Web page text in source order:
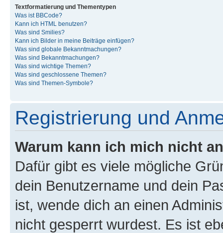
Textformatierung und Thementypen
Was ist BBCode?
Kann ich HTML benutzen?
Was sind Smilies?
Kann ich Bilder in meine Beiträge einfügen?
Was sind globale Bekanntmachungen?
Was sind Bekanntmachungen?
Was sind wichtige Themen?
Was sind geschlossene Themen?
Was sind Themen-Symbole?
Registrierung und
Warum kann ich mich nicht
Dafür gibt es viele mögliche
dein Benutzername und dein
ist, wende dich an einen
nicht gesperrt wurdest. Es ist